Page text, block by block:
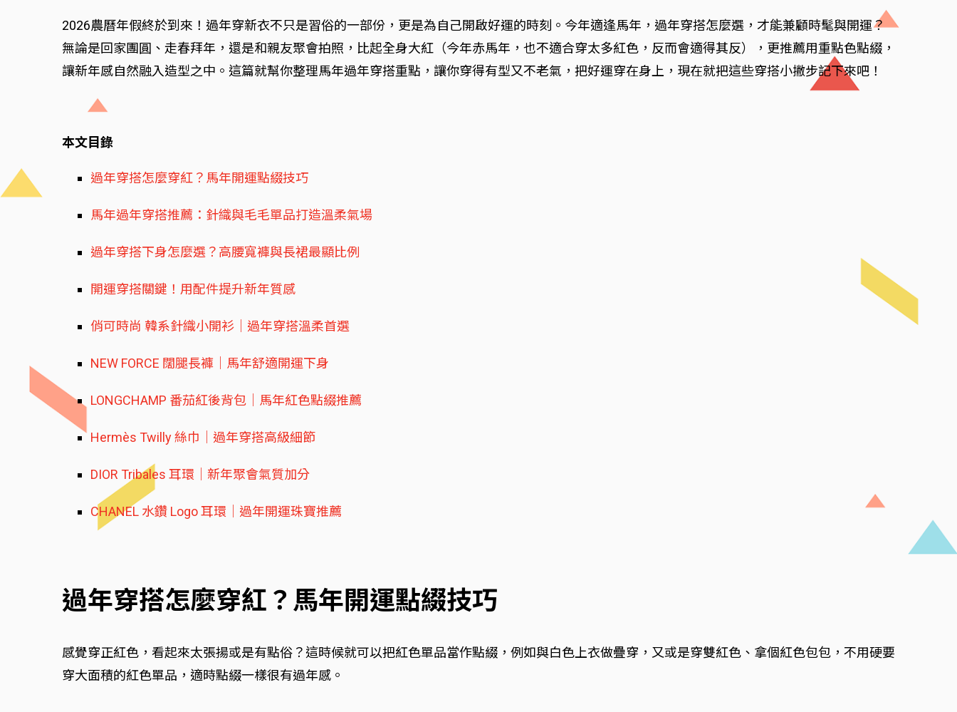
2026農曆年假終於到來！過年穿新衣不只是習俗的一部份，更是為自己開啟好運的時刻。今年適逢馬年，過年穿搭怎麼選，才能兼顧時髦與開運？
無論是回家團圓、走春拜年，還是和親友聚會拍照，比起全身大紅（今年赤馬年，也不適合穿太多紅色，反而會適得其反），更推薦用重點色點綴，
讓新年感自然融入造型之中。這篇就幫你整理馬年過年穿搭重點，讓你穿得有型又不老氣，把好運穿在身上，現在就把這些穿搭小撇步記下來吧！
本文目錄
過年穿搭怎麼穿紅？馬年開運點綴技巧
馬年過年穿搭推薦：針織與毛毛單品打造溫柔氣場
過年穿搭下身怎麼選？高腰寬褲與長裙最顯比例
開運穿搭關鍵！用配件提升新年質感
俏可時尚 韓系針織小開衫｜過年穿搭溫柔首選
NEW FORCE 闊腿長褲｜馬年舒適開運下身
LONGCHAMP 番茄紅後背包｜馬年紅色點綴推薦
Hermès Twilly 絲巾｜過年穿搭高級細節
DIOR Tribales 耳環｜新年聚會氣質加分
CHANEL 水鑽 Logo 耳環｜過年開運珠寶推薦
過年穿搭怎麼穿紅？馬年開運點綴技巧
感覺穿正紅色，看起來太張揚或是有點俗？這時候就可以把紅色單品當作點綴，例如與白色上衣做疊穿，又或是穿雙紅色、拿個紅色包包，不用硬要
穿大面積的紅色單品，適時點綴一樣很有過年感。